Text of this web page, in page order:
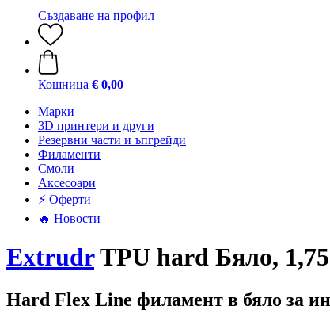
Създаване на профил
Кошница € 0,00
Mарки
3D принтери и други
Резервни части и ъпгрейди
Филаменти
Смоли
Аксесоари
⚡ Оферти
🔥 Новости
ExtrudrTPU hard Бяло,
Hard Flex Line филамент в бяло за